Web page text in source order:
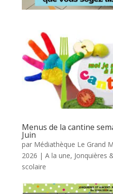
Menus de la cantine
Juin
par Médiathèque Le Grand
2026 | A la une, Jonquières
scolaire